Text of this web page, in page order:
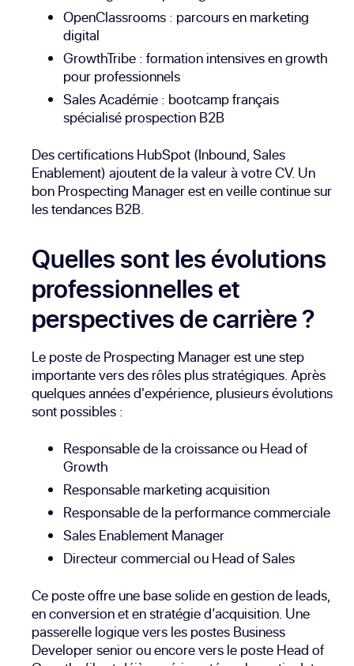
OpenClassrooms : parcours en marketing
digital
GrowthTribe : formation intensives en growth
pour professionnels
Sales Académie : bootcamp français
spécialisé prospection B2B
Des certifications HubSpot (Inbound, Sales
Enablement) ajoutent de la valeur à votre CV. Un
bon Prospecting Manager est en veille continue sur
les tendances B2B.
Quelles sont les évolutions
professionnelles et
perspectives de carrière ?
Le poste de Prospecting Manager est une step
importante vers des rôles plus stratégiques. Après
quelques années d'expérience, plusieurs évolutions
sont possibles :
Responsable de la croissance ou Head of
Growth
Responsable marketing acquisition
Responsable de la performance commerciale
Sales Enablement Manager
Directeur commercial ou Head of Sales
Ce poste offre une base solide en gestion de leads,
en conversion et en stratégie d’acquisition. Une
passerelle logique vers les postes Business
Developersenior ou encore vers le poste Head of